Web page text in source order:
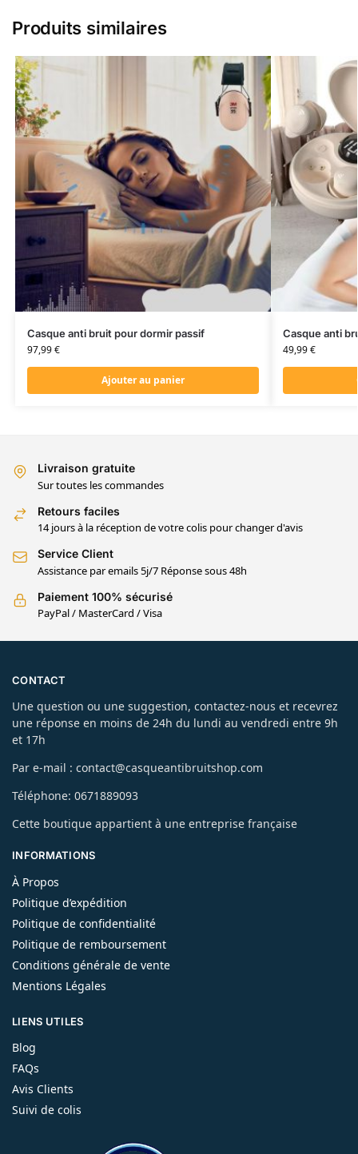
Produits similaires
Casque anti bruit pour dormir passif
97,99€
Ajouter au panier
Casque anti
49,99€
Livraison gratuite
Sur toutes les commandes
Retours faciles
14 jours à la réception de votre colis pour changer d'avis
Service Client
Assistance par emails 5j/7 Réponse sous 48h
Paiement 100% sécurisé
PayPal / MasterCard / Visa
CONTACT
Une question ou une suggestion, contactez-nous et recevrez
une réponse en moins de 24h du lundi au vendredi entre 9h
et 17h
Par e-mail : contact@casqueantibruitshop.com
Téléphone: 0671889093
Cette boutique appartient à une entreprise française
INFORMATIONS
À Propos
Politique d’expédition
Politique de confidentialité
Politique de remboursement
Conditions générale de vente
Mentions Légales
LIENS UTILES
Blog
FAQs
Avis Clients
Suivi de colis